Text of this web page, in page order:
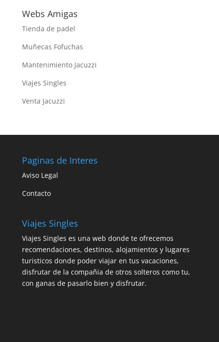
Webs Amigas
Tienda de padel
Muñecas Fofuchas
Mantenimiento Jacuzzi
Viajes Singles
Venta Jacuzzi
Paginas de Interes
Aviso Legal
Contacto
Viajes Singles
Viajes Singles es una web donde te ofrecemos
recomendaciones, destinos, alojamientos y lugares
turisticos donde poder viajar en tus vacaciones,
disfrutar de la compañia de otros solteros como tu,
con ganas de pasarlo bien y disfrutar.